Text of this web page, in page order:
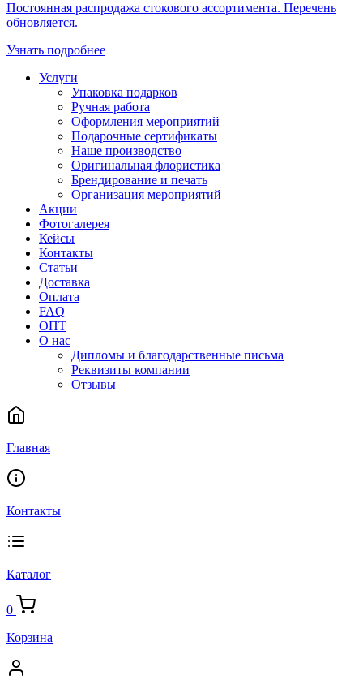
Постоянная распродажа стокового ассортимента. Перечень
обновляется.
Узнать подробнее
Услуги
Упаковка подарков
Ручная работа
Оформления мероприятий
Подарочные сертификаты
Наше производство
Оригинальная флористика
Брендирование и печать
Организация мероприятий
Акции
Фотогалерея
Кейсы
Контакты
Статьи
Доставка
Оплата
FAQ
ОПТ
О нас
Дипломы и благодарственные письма
Реквизиты компании
Отзывы
Главная
Контакты
Каталог
0
Корзина